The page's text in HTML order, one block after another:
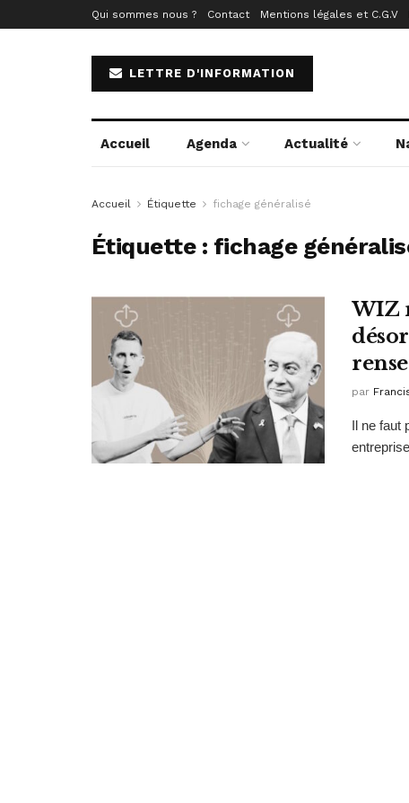
Qui sommes nous ? Contact Mentions légales et C.G.V
LETTRE D'INFORMATION
Accueil Agenda Actualité
Accueil Étiquette fichage généralisé
Étiquette : fichage
WIZ
par
Il ne faut